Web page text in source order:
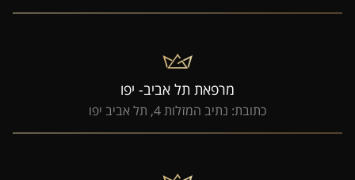
מרפאת תל אביב- יפו
כתובת: נתיב המזלות 4, תל אביב יפו